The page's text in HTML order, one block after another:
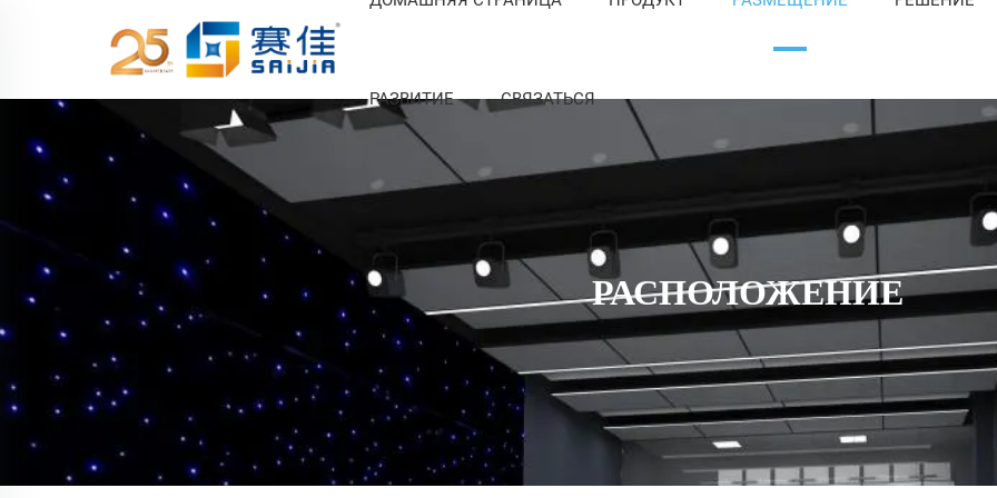
РАЗВИТИЕ СВЯЗАТЬСЯ
РАСПОЛОЖЕНИЕ